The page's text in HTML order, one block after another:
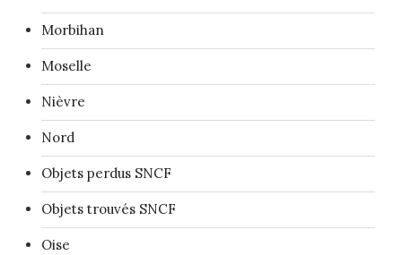
Morbihan
Moselle
Nièvre
Nord
Objets perdus SNCF
Objets trouvés SNCF
Oise